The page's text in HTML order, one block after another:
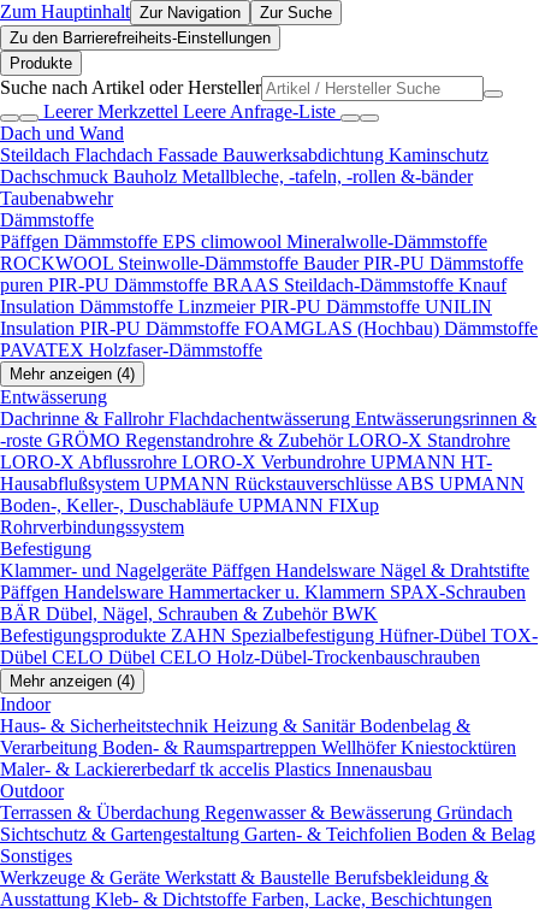
Zum Hauptinhalt Zur Navigation
Zur Suche
Zu den Barrierefreiheits-Einstellungen
Produkte
Suche nach Artikel oder Hersteller
Leerer Merkzettel Leere Anfrage-Liste
Dach und Wand
Steildach Flachdach Fassade Bauwerksabdichtung Kaminschutz
Dachschmuck Bauholz Metallbleche, -tafeln, -rollen &-bänder
Taubenabwehr
Dämmstoffe
Päffgen Dämmstoffe EPS climowool Mineralwolle-Dämmstoffe
ROCKWOOL Steinwolle-Dämmstoffe Bauder PIR-PU Dämmstoffe
puren PIR-PU Dämmstoffe BRAAS Steildach-Dämmstoffe Knauf
Insulation Dämmstoffe Linzmeier PIR-PU Dämmstoffe UNILIN
Insulation PIR-PU Dämmstoffe FOAMGLAS (Hochbau) Dämmstoffe
PAVATEX Holzfaser-Dämmstoffe
Mehr anzeigen (4)
Entwässerung
Dachrinne & FallrohrFlachdachentwässerung Entwässerungsrinnen &
-roste GRÖMO Regenstandrohre & ZubehörLORO-X Standrohre
LORO-X Abflussrohre LORO-X Verbundrohre UPMANN HT-
Hausabflußsystem UPMANN Rückstauverschlüsse ABS UPMANN
Boden-, Keller-, Duschabläufe UPMANN FIXup
Rohrverbindungssystem
Befestigung
Klammer- und Nagelgeräte Päffgen Handelsware Nägel & Drahtstifte
Päffgen Handelsware Hammertacker u. Klammern SPAX-Schrauben
BÄR Dübel, Nägel, Schrauben & ZubehörBWK
Befestigungsprodukte ZAHN Spezialbefestigung Hüfner-Dübel TOX-
Dübel CELO Dübel CELO Holz-Dübel-Trockenbauschrauben
Mehr anzeigen (4)
Indoor
Haus- & Sicherheitstechnik Heizung & SanitärBodenbelag &
Verarbeitung Boden- & Raumspartreppen Wellhöfer Kniestocktüren
Maler- & Lackiererbedarftk accelis Plastics Innenausbau
Outdoor
Terrassen & Überdachung Regenwasser & Bewässerung Gründach
Sichtschutz & Gartengestaltung Garten- & Teichfolien Boden & Belag
Sonstiges
Werkzeuge & Geräte Werkstatt & Baustelle Berufsbekleidung &
Ausstattung Kleb- & Dichtstoffe Farben, Lacke, Beschichtungen